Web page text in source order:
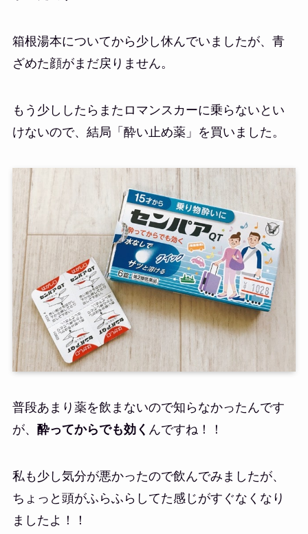
箱根湯本についてから少し休んでいましたが、青
ざめた顔がまだ戻りません。
もう少ししたらまたロマンスカーに乗らないとい
けないので、結局「酔い止め薬」を買いました。
普段あまり薬を飲まないので知らなかったんです
が、 酔ってからでも効く んですね！！
私も少し気分が悪かったので飲んでみましたが、
ちょっと頭がふらふらしてた感じがすぐなくなり
ましたよ！！